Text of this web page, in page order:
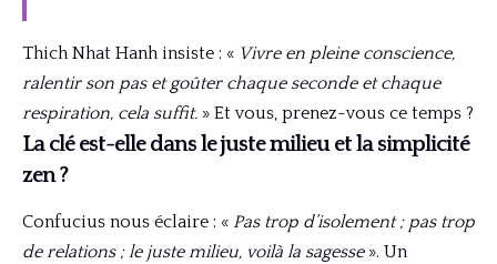
Thich Nhat Hanh insiste : « Vivre en pleine conscience,
ralentir son pas et goûter chaque seconde et chaque
respiration, cela suffit. » Et vous, prenez-vous ce temps ?
La clé est-elle dans le juste milieu et la simplicité
zen ?
Confucius nous éclaire : « Pas trop d’isolement ; pas trop
de relations ; le juste milieu, voilà la sagesse». Un